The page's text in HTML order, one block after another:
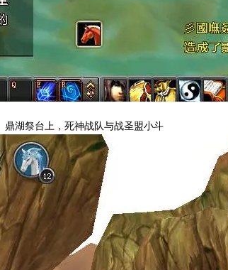
鼎湖祭台上，死神战队与战圣盟小斗